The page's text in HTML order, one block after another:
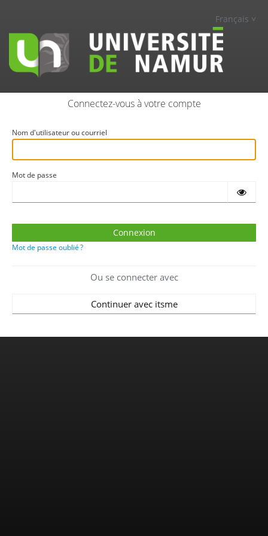
Français
Connectez-vous à votre compte
Nom d'utilisateur ou courriel
Mot de passe
Mot de passe oublié ?
Ou se connecter avec
Continuer avec itsme